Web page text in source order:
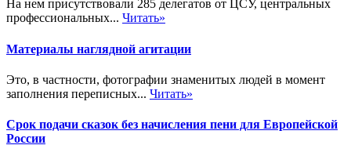
На нем присутствовали 285 делегатов от ЦСУ, центральных
профессиональных... Читать»
Материалы наглядной агитации
Это, в частности, фотографии знаменитых людей в момент
заполнения переписных... Читать»
Срок подачи сказок без начисления пени для Европейской
России